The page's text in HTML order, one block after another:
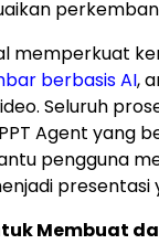
memperkuat
berbasis AI,
Seluruh
Agent yang
pengguna
presentasi
Membuat